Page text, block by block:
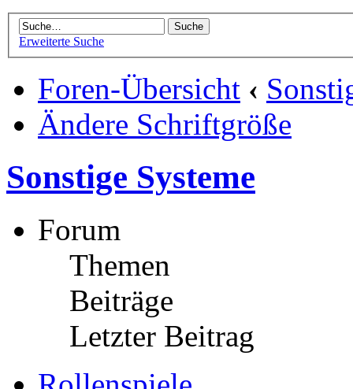
Erweiterte Suche
Foren-Übersicht ‹
Ändere Schriftgröße
Sonstige Systeme
Forum
Themen
Beiträge
Letzter Beitrag